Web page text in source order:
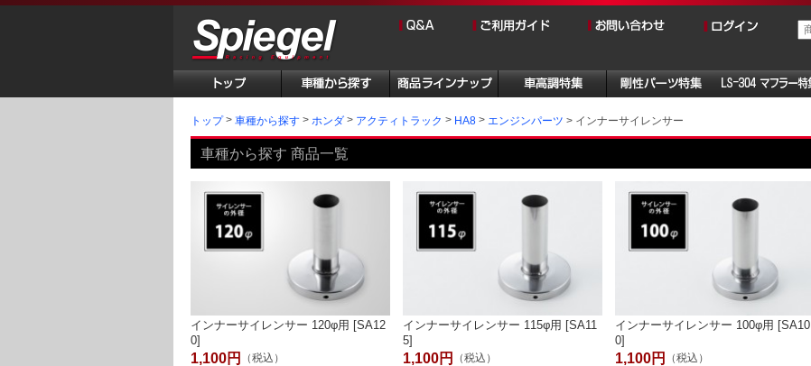
トップ 車種から探す ホンダ アクティトラック HA8 エンジンパーツ インナーサイレンサー
車種から探す 商品一覧
インナーサイレンサー 120φ用 [SA12
0]
1,100円
（税込）
インナーサイレンサー 115φ用 [SA11
5]
1,100円
（税込）
インナーサイレンサー 100φ用 [SA10
0]
1,100円
（税込）